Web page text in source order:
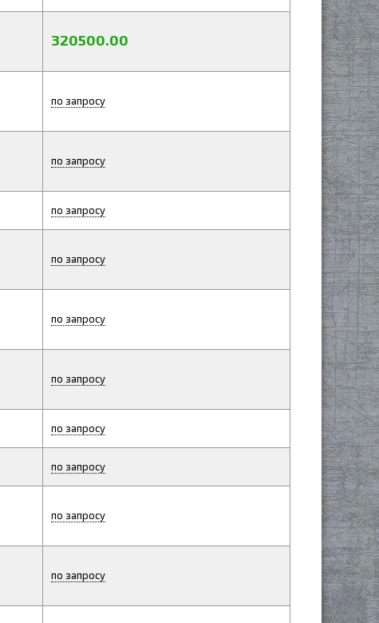
320500.00
по запросу
по запросу
по запросу
по запросу
по запросу
по запросу
по запросу
по запросу
по запросу
по запросу